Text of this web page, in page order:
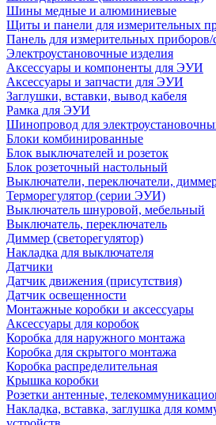
Шины медные и алюминиевые
Щиты и панели для измерительных
Панель для измерительных приборов/
Электроустановочные изделия
Аксессуары и компоненты для ЭУИ
Аксессуары и запчасти для ЭУИ
Заглушки, вставки, вывод кабеля
Рамка для ЭУИ
Шинопровод для
Блоки комбинированные
Блок выключателей и розеток
Блок розеточный настольный
Выключатели, переключатели,
Терморегулятор (серии ЭУИ)
Выключатель шнуровой, мебельный
Выключатель, переключатель
Диммер (светорегулятор)
Накладка для выключателя
Датчики
Датчик движения (присутствия)
Датчик освещенности
Монтажные коробки и аксессуары
Аксессуары для коробок
Коробка для наружного монтажа
Коробка для скрытого монтажа
Коробка распределительная
Крышка коробки
Розетки антенные,
Накладка, вставка, заглушка для